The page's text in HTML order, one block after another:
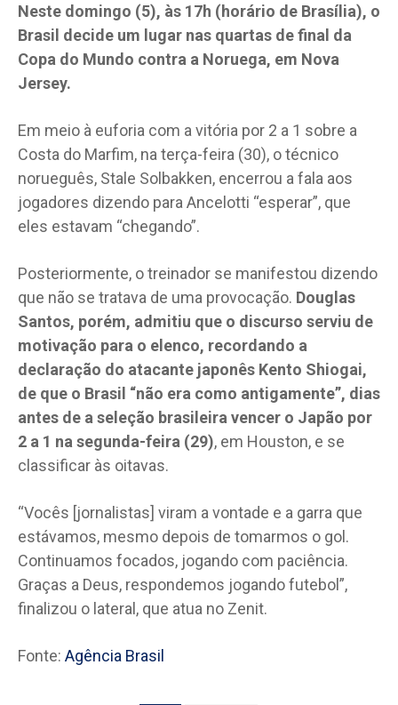
Neste domingo (5), às 17h (horário de Brasília), o
Brasil decide um lugar nas quartas de final da
Copa do Mundo contra a Noruega, em Nova
Jersey.
Em meio à euforia com a vitória por 2 a 1 sobre a
Costa do Marfim, na terça-feira (30), o técnico
norueguês, Stale Solbakken, encerrou a fala aos
jogadores dizendo para Ancelotti “esperar”, que
eles estavam “chegando”.
Posteriormente, o treinador se manifestou dizendo
que não se tratava de uma provocação. Douglas
Santos, porém, admitiu que o discurso serviu de
motivação para o elenco, recordando a
declaração do atacante japonês Kento Shiogai,
de que o Brasil “não era como antigamente”, dias
antes de a seleção brasileira vencer o Japão por
2 a 1 na segunda-feira (29), em Houston, e se
classificar às oitavas.
“Vocês [jornalistas] viram a vontade e a garra que
estávamos, mesmo depois de tomarmos o gol.
Continuamos focados, jogando com paciência.
Graças a Deus, respondemos jogando futebol”,
finalizou o lateral, que atua no Zenit.
Fonte: Agência Brasil